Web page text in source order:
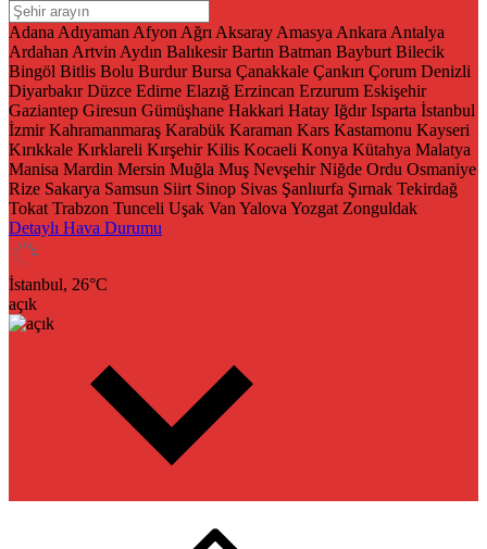
Adana Adıyaman Afyon Ağrı Aksaray Amasya Ankara Antalya
Ardahan Artvin Aydın Balıkesir Bartın Batman Bayburt Bilecik
Bingöl Bitlis Bolu Burdur Bursa Çanakkale Çankırı Çorum Denizli
Diyarbakır Düzce Edirne Elazığ Erzincan Erzurum Eskişehir
Gaziantep Giresun Gümüşhane Hakkari Hatay Iğdır Isparta İstanbul
İzmir Kahramanmaraş Karabük Karaman Kars Kastamonu Kayseri
Kırıkkale Kırklareli Kırşehir Kilis Kocaeli Konya Kütahya Malatya
Manisa Mardin Mersin Muğla Muş Nevşehir Niğde Ordu Osmaniye
Rize Sakarya Samsun Siirt Sinop Sivas Şanlıurfa Şırnak Tekirdağ
Tokat Trabzon Tunceli Uşak Van Yalova Yozgat Zonguldak
Detaylı Hava Durumu
İstanbul, 26°C
açık